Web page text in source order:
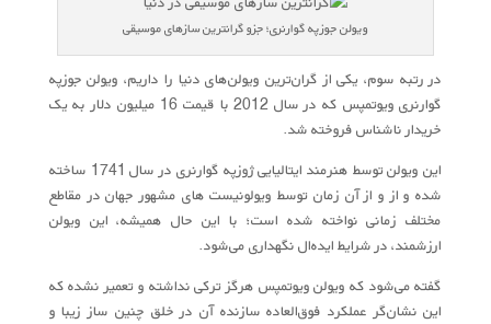
ویولن جوزپه گوارنری؛ جزو گرانترین سازهای موسیقی
در رتبه سوم، یکی از گران‌ترین ویولن‌های دنیا را داریم، ویولن جوزپه
گوارنری ویوتمپس که در سال 2012 با قیمت 16 میلیون دلار به یک
خریدار ناشناس فروخته شد.
این ویولن توسط هنرمند ایتالیایی ژوزپه گوارنری در سال 1741 ساخته
شده و از و از آن زمان توسط ویولونیست های مشهور جهان در مقاطع
مختلف زمانی نواخته شده است؛ با این حال همیشه، این ویولن
ارزشمند، در شرایط ایده‌ال نگهداری می‌شود.
گفته می‌شود که ویولن ویوتمپس هرگز ترکی نداشته و تعمیر نشده که
این نشان‌گر عملکرد فوق‌العاده سازنده آن در خلق چنین ساز زیبا و